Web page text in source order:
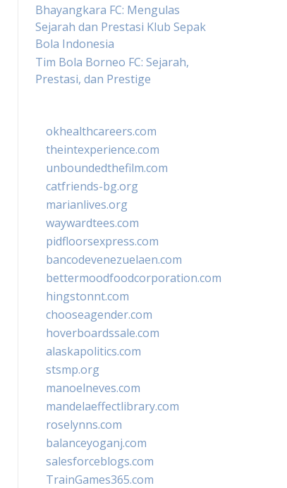
Bhayangkara FC: Mengulas
Sejarah dan Prestasi Klub Sepak
Bola Indonesia
Tim Bola Borneo FC: Sejarah,
Prestasi, dan Prestige
okhealthcareers.com
theintexperience.com
unboundedthefilm.com
catfriends-bg.org
marianlives.org
waywardtees.com
pidfloorsexpress.com
bancodevenezuelaen.com
bettermoodfoodcorporation.com
hingstonnt.com
chooseagender.com
hoverboardssale.com
alaskapolitics.com
stsmp.org
manoelneves.com
mandelaeffectlibrary.com
roselynns.com
balanceyoganj.com
salesforceblogs.com
TrainGames365.com